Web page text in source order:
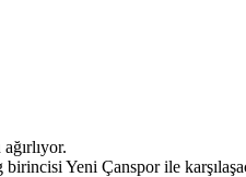
Yeni Çanspor ile